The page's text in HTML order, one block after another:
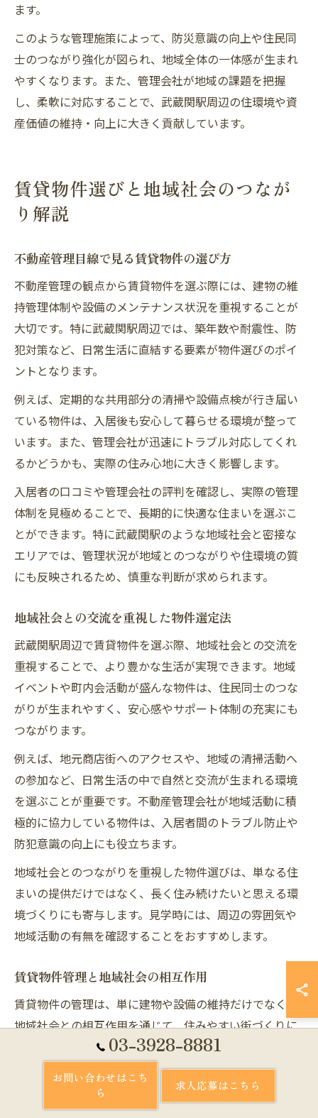
ます。
このような管理施策によって、防災意識の向上や住民同
士のつながり強化が図られ、地域全体の一体感が生まれ
やすくなります。また、管理会社が地域の課題を把握
し、柔軟に対応することで、武蔵関駅周辺の住環境や資
産価値の維持・向上に大きく貢献しています。
賃貸物件選びと地域社会のつなが
り解説
不動産管理目線で見る賃貸物件の選び方
不動産管理の観点から賃貸物件を選ぶ際には、建物の維
持管理体制や設備のメンテナンス状況を重視することが
大切です。特に武蔵関駅周辺では、築年数や耐震性、防
犯対策など、日常生活に直結する要素が物件選びのポイ
ントとなります。
例えば、定期的な共用部分の清掃や設備点検が行き届い
ている物件は、入居後も安心して暮らせる環境が整って
います。また、管理会社が迅速にトラブル対応してくれ
るかどうかも、実際の住み心地に大きく影響します。
入居者の口コミや管理会社の評判を確認し、実際の管理
体制を見極めることで、長期的に快適な住まいを選ぶこ
とができます。特に武蔵関駅のような地域社会と密接な
エリアでは、管理状況が地域とのつながりや住環境の質
にも反映されるため、慎重な判断が求められます。
地域社会との交流を重視した物件選定法
武蔵関駅周辺で賃貸物件を選ぶ際、地域社会との交流を
重視することで、より豊かな生活が実現できます。地域
イベントや町内会活動が盛んな物件は、住民同士のつな
がりが生まれやすく、安心感やサポート体制の充実にも
つながります。
例えば、地元商店街へのアクセスや、地域の清掃活動へ
の参加など、日常生活の中で自然と交流が生まれる環境
を選ぶことが重要です。不動産管理会社が地域活動に積
極的に協力している物件は、入居者間のトラブル防止や
防犯意識の向上にも役立ちます。
地域社会とのつながりを重視した物件選びは、単なる住
まいの提供だけではなく、長く住み続けたいと思える環
境づくりにも寄与します。見学時には、周辺の雰囲気や
地域活動の有無を確認することをおすすめします。
賃貸物件管理と地域社会の相互作用
賃貸物件の管理は、単に建物や設備の維持だけでなく、
地域社会との相互作用を通じて、住みやすい街づくりに
貢献する役割も担っています。武蔵関駅周辺では、管理
会社が地域イベントのサポートや防犯活動に積極的に関
与するケースが増えています。
03-3928-8881
お問い合わせはこち
ら
求人応募はこちら